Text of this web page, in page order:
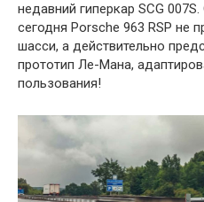
недавний гиперкар SCG
сегодня Porsche 963 RSP не
шасси, а действительно
прототип Ле-Мана,
пользования!